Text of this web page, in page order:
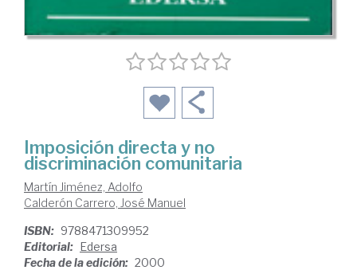
Imposición directa y no
discriminación comunitaria
Martín Jiménez, Adolfo
Calderón Carrero, José Manuel
ISBN: 9788471309952
Editorial: Edersa
Fecha de la edición: 2000